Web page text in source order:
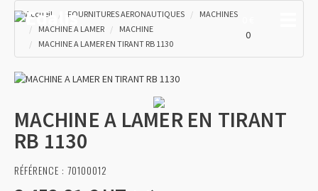
0
Accueil FOURNITURES AERONAUTIQUES
MACHINES
MACHINE A LAMER
MACHINE
MACHINE A LAMER EN TIRANT RB 1130
MACHINE A LAMER EN TIRANT
RB 1130
RÉFÉRENCE : 70100012